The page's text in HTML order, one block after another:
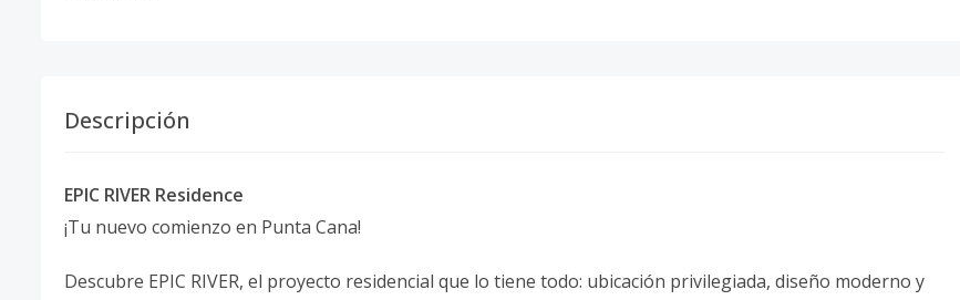
Descripción
EPIC RIVER Residence
¡Tu nuevo comienzo en Punta Cana!
Descubre EPIC RIVER, el proyecto residencial que lo tiene todo: ubicación privilegiada, diseño moderno y